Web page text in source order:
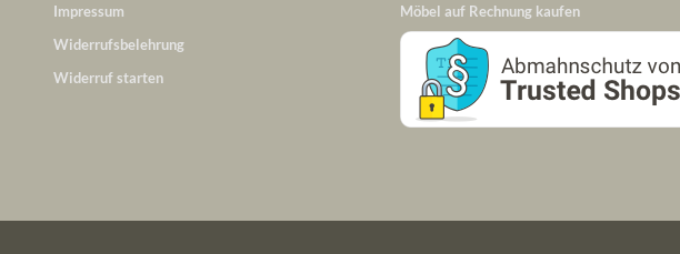
Impressum
Widerrufsbelehrung
Widerruf starten
Möbel auf Rechnung kaufen